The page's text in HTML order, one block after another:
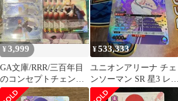
¥3,999
GA文庫/RRR/三百年目
のコンセプトチェンジ/
高原の魔女 アズサ 8枚
¥533,333
ユニオンアリーナ チェ
ンソーマン SR 星3 レ
ゼ ★★★ パラレル